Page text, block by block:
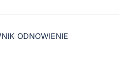
ODNOWIENIE